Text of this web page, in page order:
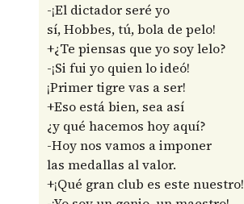
-¡El dictador seré yo
sí, Hobbes, tú, bola de pelo!
+¿Te piensas que yo soy lelo?
-¡Si fui yo quien lo ideó!
¡Primer tigre vas a ser!
+Eso está bien, sea así
¿y qué hacemos hoy aquí?
-Hoy nos vamos a imponer
las medallas al valor.
+¡Qué gran club es este nuestro!